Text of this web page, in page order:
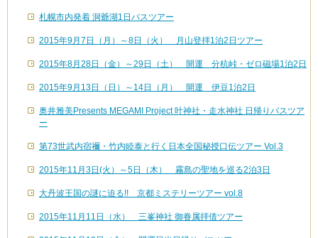
札幌市内発着 洞爺湖1日バスツアー
2015年9月7日（月）～8日（火） 月山登拝1泊2日ツアー
2015年8月28日（金）～29日（土） 開運 分杭峠・ゼロ磁場1泊2日
2015年9月13日（日）～14日（月） 開運 伊豆1泊2日
奥井雅美Presents MEGAMI Project 叶神社・走水神社 日帰りバスツア
ー
第73世武内宿禰・竹内睦泰と行く日本全国秘授口伝ツアー Vol.3
2015年11月3日(火）～5日（木） 霧島の聖地を巡る2泊3日
大丹波王国の謎に迫る!! 京都ミステリーツアー vol.8
2015年11月11日（水） 三峯神社 御眷属拝借ツアー